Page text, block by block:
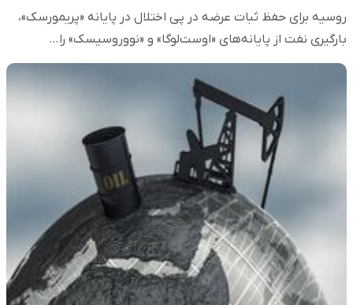
روسیه برای حفظ ثبات عرضه در پی اختلال در پایانه «پریمورسک»،
بارگیری نفت از پایانه‌های «اوست‌لوگا» و «نووروسیسک» را…